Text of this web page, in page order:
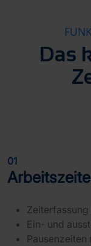
Das
01
Ein- und